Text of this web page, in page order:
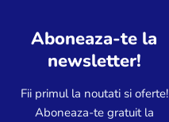
Aboneaza-te la
newsletter!
Fii primul la noutati si oferte!
Aboneaza-te gratuit la